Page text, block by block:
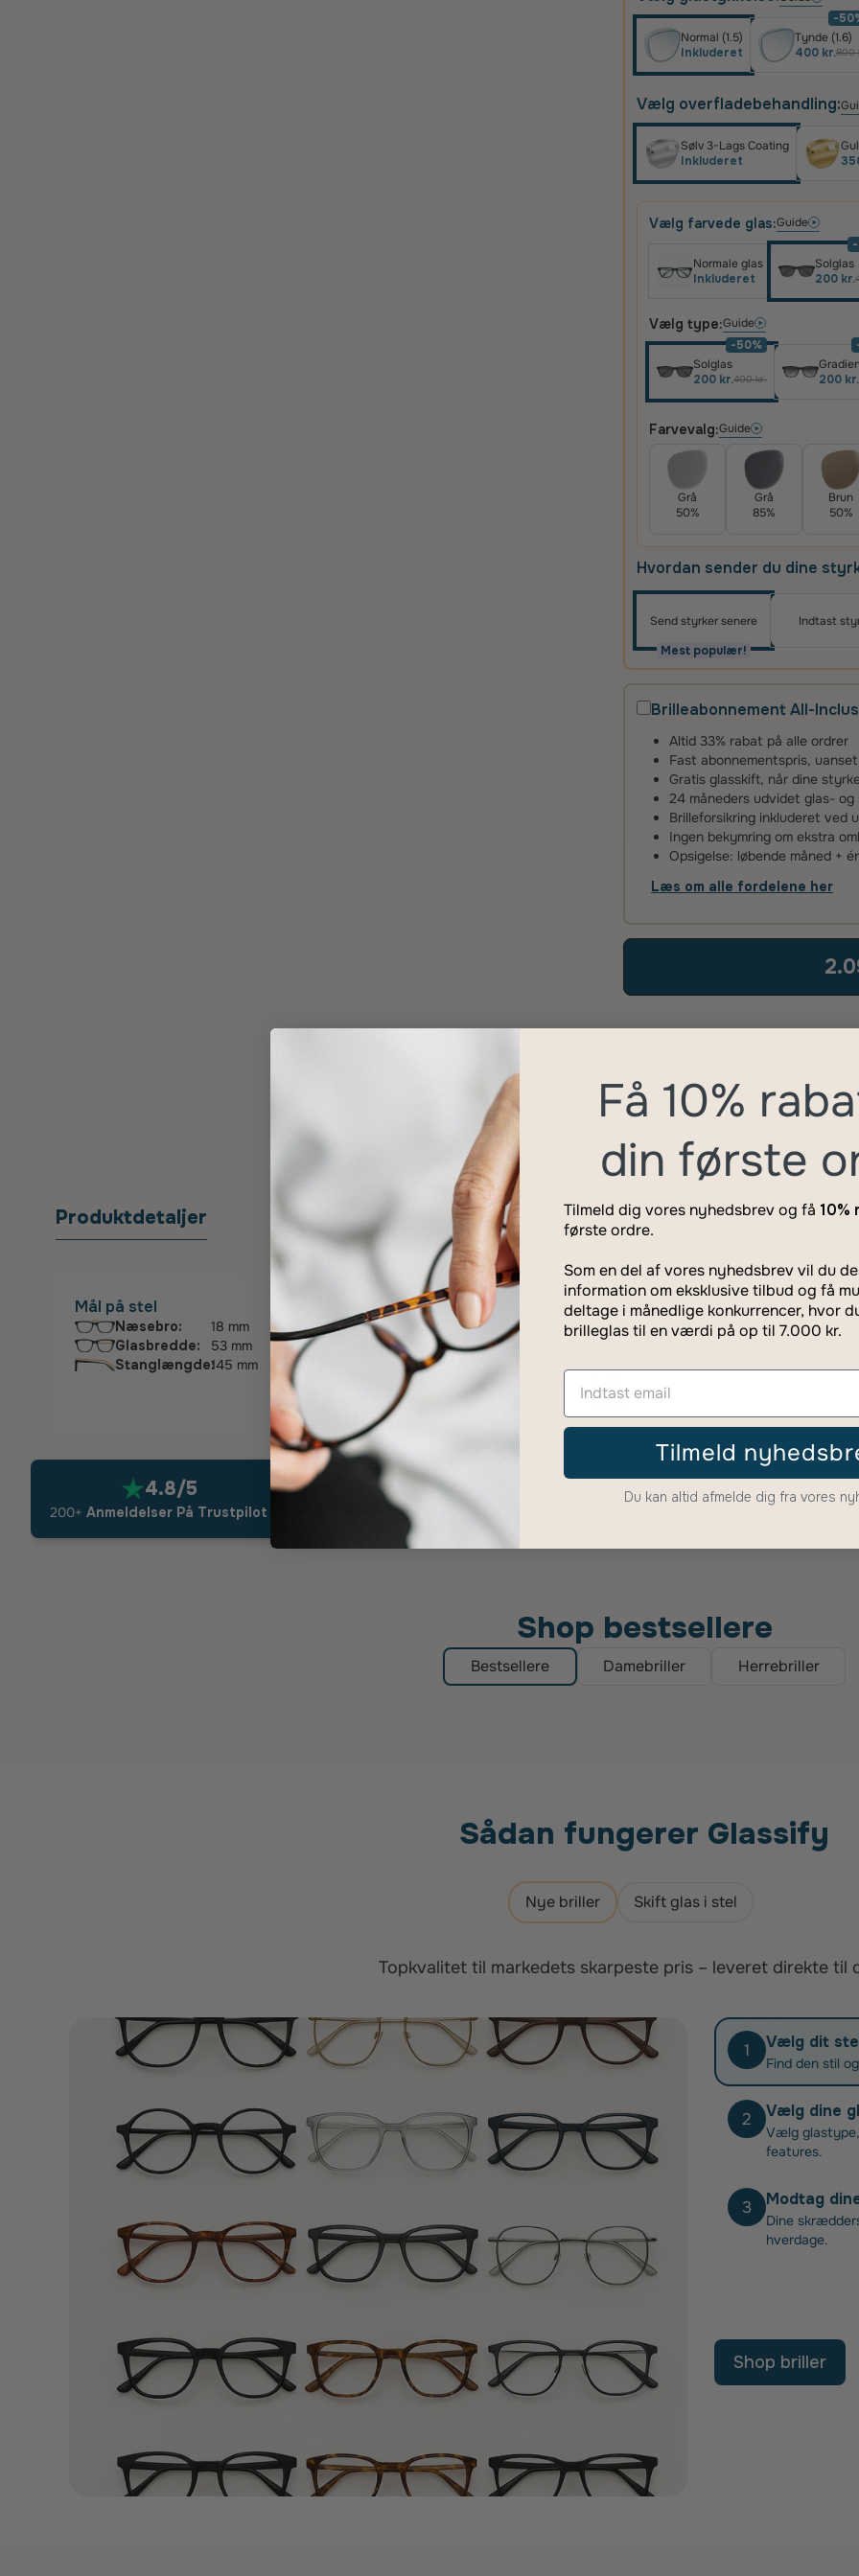
Normal (1.5)
Inkluderet
Tynde (1.6)
400 kr.800
-
Vælg overfladebehandling:
Sølv 3-Lags Coating
Inkluderet
Vælg farvede glas:Guide
Normale glas
Inkluderet
Solglas
200 kr.
Vælg type:Guide
Solglas
200 kr.400 kr.
-50%
200 kr.
Farvevalg:Guide
Grå
50%
Grå
85%
Brun
50%
Hvordan sender du dine
Send styrker senere
Mest populær!
Indtast
Brilleabonnement All-
Altid 33% rabat på alle ordrer
Fast abonnementspris,
Gratis glasskift, når dine
24 måneders udvidet glas- og
Brilleforsikring inkluderet ved
Ingen bekymring om ekstra
Opsigelse: løbende måned +
Læs om alle fordelene her
Produktdetaljer Sygeforsikring Danmark Udvidet
Mål på stel
Næsebro:
18 mm
Glasbredde:
53 mm
Stanglængde:145 mm
Detaljer om stel
Størrelse: Medium
Ovale
4.8/5
200+ Anmeldelser På Trustpilot Dansk kvalitet Spar op til 70% på briller med styrke 100
Shop bestsellere
Bestsellere Damebriller Herrebriller
Sådan fungerer Glassify
Nye briller Skift glas i stel
Topkvalitet til markedets skarpeste pris – leveret direkte til
1 Vælg dit
Find den stil
2 Vælg dine
Vælg
features.
3 Modtag
Dine
hverdage.
Shop briller
Få 10%
din første
Tilmeld dig vores nyhedsbrev og få 10%
første ordre.
Som en del af vores nyhedsbrev vil du
information om eksklusive tilbud og få
deltage i månedlige konkurrencer, hvor
brilleglas til en værdi på op til 7.000 kr.
Tilmeld
Du kan altid afmelde dig fra vores